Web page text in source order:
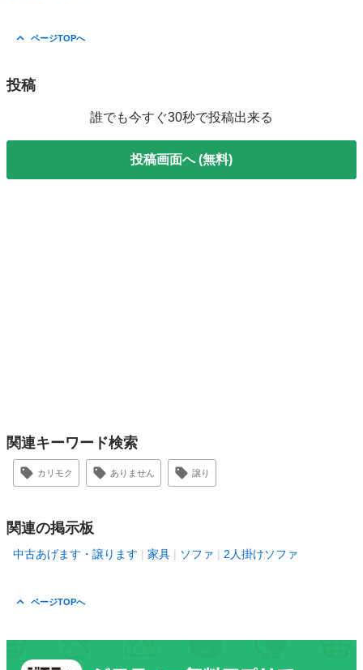
ページTOPへ
投稿
誰でも今すぐ30秒で投稿出来る
投稿画面へ (無料)
関連キーワード検索
カリモク ありません 譲り
関連の掲示板
中古あげます・譲ります 家具 ソファ 2人掛けソファ
ページTOPへ